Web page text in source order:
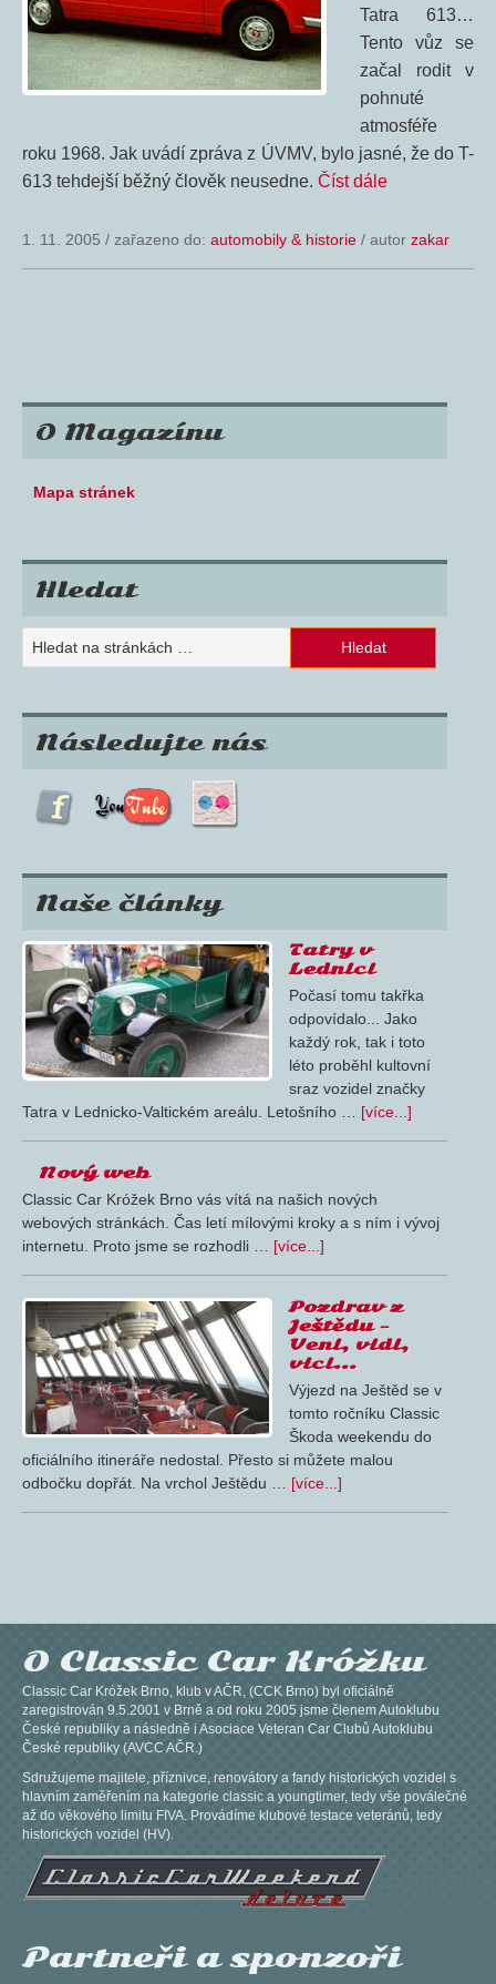
Tatra 613…
Tento vůz se
začal rodit v
pohnuté
atmosféře
roku 1968. Jak uvádí zpráva z ÚVMV, bylo jasné, že do T-
613 tehdejší běžný člověk neusedne. Číst dále
1. 11. 2005 / zařazeno do: automobily & historie / autor zakar
O Magazínu
Mapa stránek
Hledat
Následujte nás
Naše články
Tatry v
Lednici
Počasí tomu takřka
odpovídalo... Jako
každý rok, tak i toto
léto proběhl kultovní
sraz vozidel značky
Tatra v Lednicko-Valtickém areálu. Letošního … [více...]
Nový web
Classic Car Króžek Brno vás vítá na našich nových
webových stránkách. Čas letí mílovými kroky a s ním i vývoj
internetu. Proto jsme se rozhodli … [více...]
Pozdrav z
Ještědu –
Veni, vidi,
vici…
Výjezd na Ještěd se v
tomto ročníku Classic
Škoda weekendu do
oficiálního itineráře nedostal. Přesto si můžete malou
odbočku dopřát. Na vrchol Ještědu … [více...]
O Classic Car Króžku
Classic Car Króžek Brno, klub v AČR, (CCK Brno) byl oficiálně
zaregistrován 9.5.2001 v Brně a od roku 2005 jsme členem Autoklubu
České republiky a následně i Asociace Veteran Car Clubů Autoklubu
České republiky (AVCC AČR.)
Sdružujeme majitele, příznivce, renovátory a fandy historických vozidel s
hlavním zaměřením na kategorie classic a youngtimer, tedy vše poválečné
až do věkového limitu FIVA. Provádíme klubové testace veteránů, tedy
historických vozidel (HV).
Partneři a sponzoři